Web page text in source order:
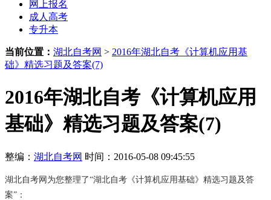
网上报名
成人高考
专升本
当前位置： 湖北自考网 > 2016年湖北自考《计算机应用基
础》精选习题及答案(7)
2016年湖北自考《计算机应用
基础》精选习题及答案(7)
整编： 湖北自考网 时间：2016-05-08 09:45:55
湖北自考网为您整理了“湖北自考《计算机应用基础》精选习题及答
案”：